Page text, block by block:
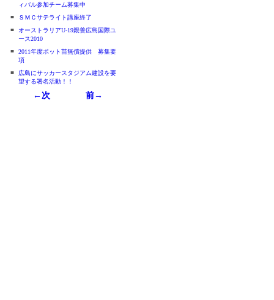
ィバル参加チーム募集中
■
ＳＭＣサテライト講座終了
■
オーストラリアU-19親善広島国際ユ
ース2010
■
2011年度ポット苗無償提供 募集要
項
■
広島にサッカースタジアム建設を要
望する署名活動！！
←次 前→